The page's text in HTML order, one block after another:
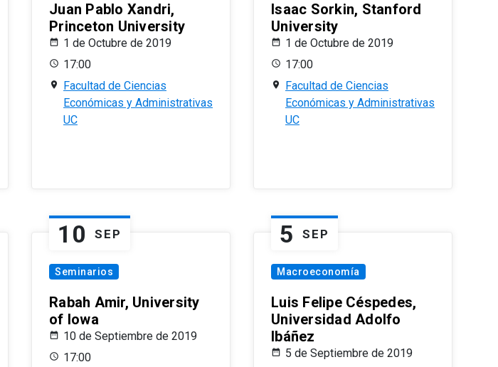
Juan Pablo Xandri,
Princeton University
1 de Octubre de 2019
17:00
Facultad de Ciencias
Económicas y Administrativas
UC
Isaac Sorkin, Stanford
University
1 de Octubre de 2019
17:00
Facultad de Ciencias
Económicas y Administrativas
UC
10 SEP
Seminarios
Rabah Amir, University
of Iowa
10 de Septiembre de 2019
17:00
5 SEP
Macroeconomía
Luis Felipe Céspedes,
Universidad Adolfo
Ibáñez
5 de Septiembre de 2019